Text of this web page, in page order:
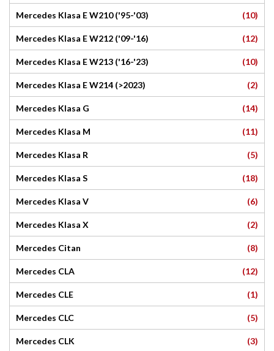
Mercedes Klasa E W210 ('95-'03) (10)
Mercedes Klasa E W212 ('09-'16) (12)
Mercedes Klasa E W213 ('16-'23) (10)
Mercedes Klasa E W214 (>2023) (2)
Mercedes Klasa G (14)
Mercedes Klasa M (11)
Mercedes Klasa R (5)
Mercedes Klasa S (18)
Mercedes Klasa V (6)
Mercedes Klasa X (2)
Mercedes Citan (8)
Mercedes CLA (12)
Mercedes CLE (1)
Mercedes CLC (5)
Mercedes CLK (3)